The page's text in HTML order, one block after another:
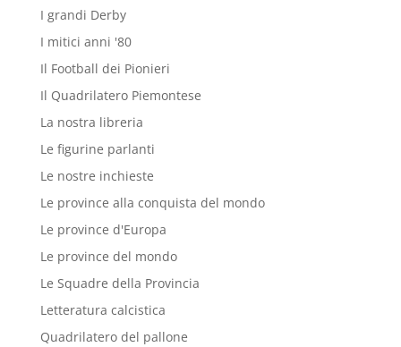
I grandi Derby
I mitici anni '80
Il Football dei Pionieri
Il Quadrilatero Piemontese
La nostra libreria
Le figurine parlanti
Le nostre inchieste
Le province alla conquista del mondo
Le province d'Europa
Le province del mondo
Le Squadre della Provincia
Letteratura calcistica
Quadrilatero del pallone